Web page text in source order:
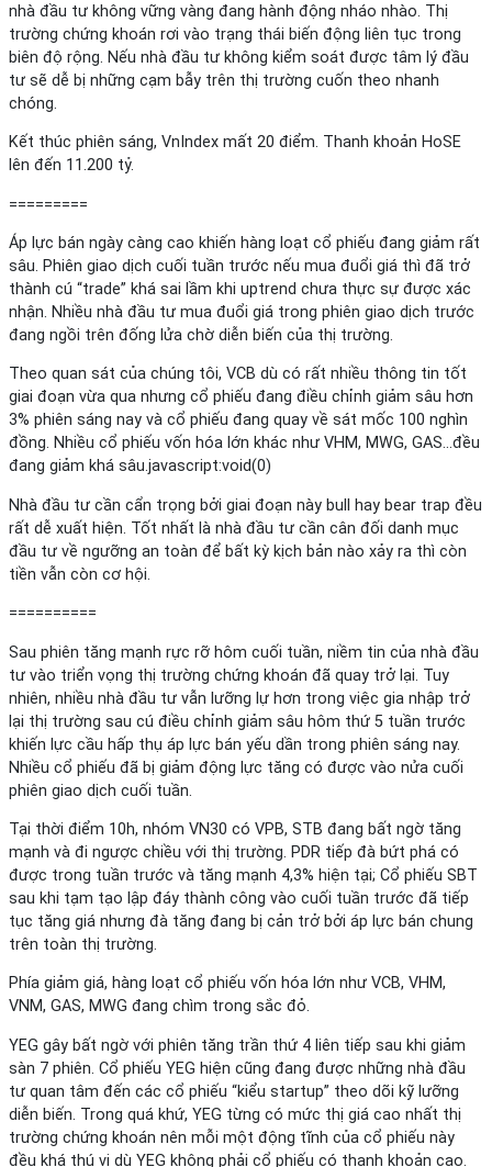
nhà đầu tư không vững vàng đang hành động nháo nhào. Thị
trường chứng khoán rơi vào trạng thái biến động liên tục trong
biên độ rộng. Nếu nhà đầu tư không kiểm soát được tâm lý đầu
tư sẽ dễ bị những cạm bẫy trên thị trường cuốn theo nhanh
chóng.
Kết thúc phiên sáng, VnIndex mất 20 điểm. Thanh khoản HoSE
lên đến 11.200 tỷ.
=========
Áp lực bán ngày càng cao khiến hàng loạt cổ phiếu đang giảm rất
sâu. Phiên giao dịch cuối tuần trước nếu mua đuổi giá thì đã trở
thành cú “trade” khá sai lầm khi uptrend chưa thực sự được xác
nhận. Nhiều nhà đầu tư mua đuổi giá trong phiên giao dịch trước
đang ngồi trên đống lửa chờ diễn biến của thị trường.
Theo quan sát của chúng tôi, VCB dù có rất nhiều thông tin tốt
giai đoạn vừa qua nhưng cổ phiếu đang điều chỉnh giảm sâu hơn
3% phiên sáng nay và cổ phiếu đang quay về sát mốc 100 nghìn
đồng. Nhiều cổ phiếu vốn hóa lớn khác như VHM, MWG, GAS…đều
đang giảm khá sâu.javascript:void(0)
Nhà đầu tư cần cẩn trọng bởi giai đoạn này bull hay bear trap đều
rất dễ xuất hiện. Tốt nhất là nhà đầu tư cần cân đối danh mục
đầu tư về ngưỡng an toàn để bất kỳ kịch bản nào xảy ra thì còn
tiền vẫn còn cơ hội.
==========
Sau phiên tăng mạnh rực rỡ hôm cuối tuần, niềm tin của nhà đầu
tư vào triển vọng thị trường chứng khoán đã quay trở lại. Tuy
nhiên, nhiều nhà đầu tư vẫn lưỡng lự hơn trong việc gia nhập trở
lại thị trường sau cú điều chỉnh giảm sâu hôm thứ 5 tuần trước
khiến lực cầu hấp thụ áp lực bán yếu dần trong phiên sáng nay.
Nhiều cổ phiếu đã bị giảm động lực tăng có được vào nửa cuối
phiên giao dịch cuối tuần.
Tại thời điểm 10h, nhóm VN30 có VPB, STB đang bất ngờ tăng
mạnh và đi ngược chiều với thị trường. PDR tiếp đà bứt phá có
được trong tuần trước và tăng mạnh 4,3% hiện tại; Cổ phiếu SBT
sau khi tạm tạo lập đáy thành công vào cuối tuần trước đã tiếp
tục tăng giá nhưng đà tăng đang bị cản trở bởi áp lực bán chung
trên toàn thị trường.
Phía giảm giá, hàng loạt cổ phiếu vốn hóa lớn như VCB, VHM,
VNM, GAS, MWG đang chìm trong sắc đỏ.
YEG gây bất ngờ với phiên tăng trần thứ 4 liên tiếp sau khi giảm
sàn 7 phiên. Cổ phiếu YEG hiện cũng đang được những nhà đầu
tư quan tâm đến các cổ phiếu “kiểu startup” theo dõi kỹ lưỡng
diễn biến. Trong quá khứ, YEG từng có mức thị giá cao nhất thị
trường chứng khoán nên mỗi một động tĩnh của cổ phiếu này
đều khá thú vị dù YEG không phải cổ phiếu có thanh khoản cao.